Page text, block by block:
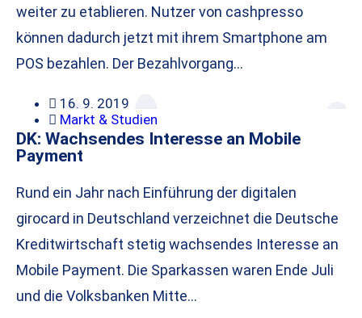
weiter zu etablieren. Nutzer von cashpresso
können dadurch jetzt mit ihrem Smartphone am
POS bezahlen. Der Bezahlvorgang…
16. 9. 2019
Markt & Studien
DK: Wachsendes Interesse an Mobile
Payment
Rund ein Jahr nach Einführung der digitalen
girocard in Deutschland verzeichnet die Deutsche
Kreditwirtschaft stetig wachsendes Interesse an
Mobile Payment. Die Sparkassen waren Ende Juli
und die Volksbanken Mitte…